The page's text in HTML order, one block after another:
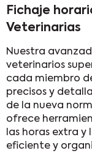
Fichaje
Veterinarias
Nuestra
veterinarios
cada miembro
precisos y
de la nueva
ofrece
las horas extra
eficiente y